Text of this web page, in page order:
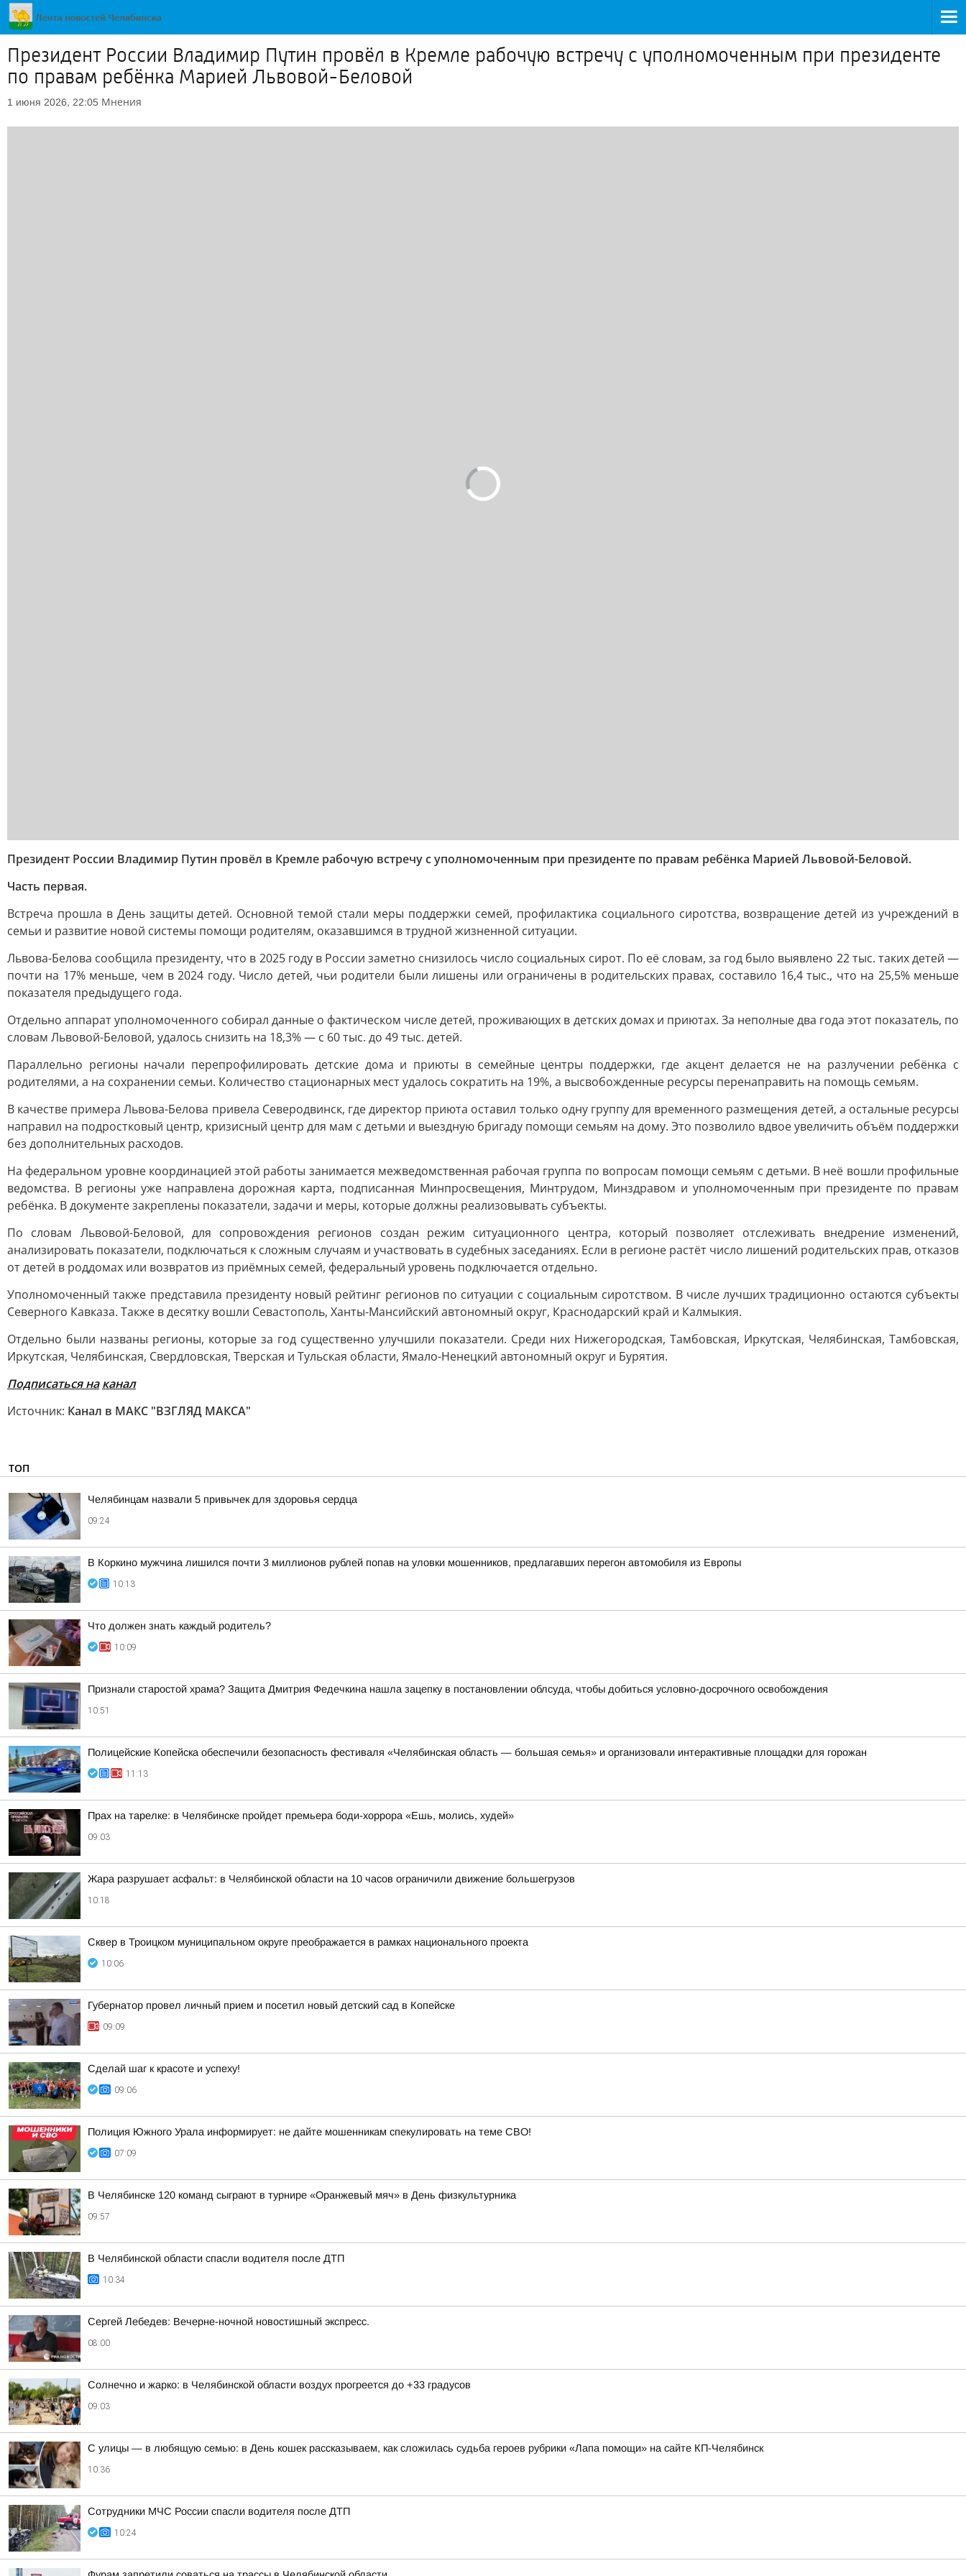
Президент России Владимир Путин провёл в Кремле рабочую встречу с уполномоченным при президенте
по правам ребёнка Марией Львовой-Беловой
1 июня 2026, 22:05 Мнения
Президент России Владимир Путин провёл в Кремле рабочую встречу с уполномоченным при президенте по правам ребёнка Марией Львовой-Беловой.
Часть первая.
Встреча прошла в День защиты детей. Основной темой стали меры поддержки семей, профилактика социального сиротства, возвращение детей из учреждений в
семьи и развитие новой системы помощи родителям, оказавшимся в трудной жизненной ситуации.
Львова-Белова сообщила президенту, что в 2025 году в России заметно снизилось число социальных сирот. По её словам, за год было выявлено 22 тыс. таких детей —
почти на 17% меньше, чем в 2024 году. Число детей, чьи родители были лишены или ограничены в родительских правах, составило 16,4 тыс., что на 25,5% меньше
показателя предыдущего года.
Отдельно аппарат уполномоченного собирал данные о фактическом числе детей, проживающих в детских домах и приютах. За неполные два года этот показатель, по
словам Львовой-Беловой, удалось снизить на 18,3% — с 60 тыс. до 49 тыс. детей.
Параллельно регионы начали перепрофилировать детские дома и приюты в семейные центры поддержки, где акцент делается не на разлучении ребёнка с
родителями, а на сохранении семьи. Количество стационарных мест удалось сократить на 19%, а высвобожденные ресурсы перенаправить на помощь семьям.
В качестве примера Львова-Белова привела Северодвинск, где директор приюта оставил только одну группу для временного размещения детей, а остальные ресурсы
направил на подростковый центр, кризисный центр для мам с детьми и выездную бригаду помощи семьям на дому. Это позволило вдвое увеличить объём поддержки
без дополнительных расходов.
На федеральном уровне координацией этой работы занимается межведомственная рабочая группа по вопросам помощи семьям с детьми. В неё вошли профильные
ведомства. В регионы уже направлена дорожная карта, подписанная Минпросвещения, Минтрудом, Минздравом и уполномоченным при президенте по правам
ребёнка. В документе закреплены показатели, задачи и меры, которые должны реализовывать субъекты.
По словам Львовой-Беловой, для сопровождения регионов создан режим ситуационного центра, который позволяет отслеживать внедрение изменений,
анализировать показатели, подключаться к сложным случаям и участвовать в судебных заседаниях. Если в регионе растёт число лишений родительских прав, отказов
от детей в роддомах или возвратов из приёмных семей, федеральный уровень подключается отдельно.
Уполномоченный также представила президенту новый рейтинг регионов по ситуации с социальным сиротством. В числе лучших традиционно остаются субъекты
Северного Кавказа. Также в десятку вошли Севастополь, Ханты-Мансийский автономный округ, Краснодарский край и Калмыкия.
Отдельно были названы регионы, которые за год существенно улучшили показатели. Среди них Нижегородская, Тамбовская, Иркутская, Челябинская, Тамбовская,
Иркутская, Челябинская, Свердловская, Тверская и Тульская области, Ямало-Ненецкий автономный округ и Бурятия.
Подписаться на канал
Источник: Канал в МАКС "ВЗГЛЯД МАКСА"
ТОП
Челябинцам назвали 5 привычек для здоровья сердца
09:24
В Коркино мужчина лишился почти 3 миллионов рублей попав на уловки мошенников, предлагавших перегон автомобиля из Европы
10:13
Что должен знать каждый родитель?
10:09
Признали старостой храма? Защита Дмитрия Федечкина нашла зацепку в постановлении облсуда, чтобы добиться условно-досрочного освобождения
10:51
Полицейские Копейска обеспечили безопасность фестиваля «Челябинская область — большая семья» и организовали интерактивные площадки для горожан
11:13
Прах на тарелке: в Челябинске пройдет премьера боди-хоррора «Ешь, молись, худей»
09:03
Жара разрушает асфальт: в Челябинской области на 10 часов ограничили движение большегрузов
10:18
Сквер в Троицком муниципальном округе преображается в рамках национального проекта
10:06
Губернатор провел личный прием и посетил новый детский сад в Копейске
09:09
Сделай шаг к красоте и успеху!
09:06
Полиция Южного Урала информирует: не дайте мошенникам спекулировать на теме СВО!
07:09
В Челябинске 120 команд сыграют в турнире «Оранжевый мяч» в День физкультурника
09:57
В Челябинской области спасли водителя после ДТП
10:34
Сергей Лебедев: Вечерне-ночной новостишный экспресс.
08:00
Солнечно и жарко: в Челябинской области воздух прогреется до +33 градусов
09:03
С улицы — в любящую семью: в День кошек рассказываем, как сложилась судьба героев рубрики «Лапа помощи» на сайте КП-Челябинск
10:36
Сотрудники МЧС России спасли водителя после ДТП
10:24